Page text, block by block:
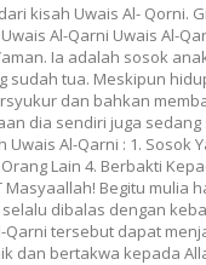
kisah Uwais Al- Qorni.
Al-Qarni Uwais Al-
Ia adalah sosok
sudah tua. Meskipun
dan bahkan
dia sendiri juga
Al-Qarni : 1. Sosok
Lain 4. Berbakti
Masyaallah! Begitu mulia
dibalas dengan
tersebut dapat
dan bertakwa kepada